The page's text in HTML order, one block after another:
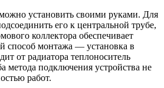
установить своими руками. Для
его к центральной трубе,
коллектора обеспечивает
способ монтажа — установка в
от радиатора теплоноситель
метода подключения устройства не
работ.